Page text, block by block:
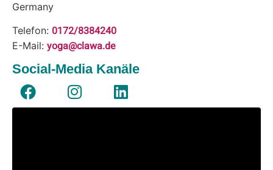
Germany
Telefon: 0172/8384240
E-Mail: yoga@clawa.de
Social-Media Kanäle